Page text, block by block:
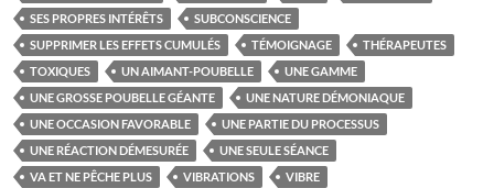
SES PROPRES INTÉRÊTS
SUBCONSCIENCE
SUPPRIMER LES EFFETS CUMULÉS
TÉMOIGNAGE
THÉRAPEUTES
TOXIQUES
UN AIMANT-POUBELLE
UNE GAMME
UNE GROSSE POUBELLE GÉANTE
UNE NATURE DÉMONIAQUE
UNE OCCASION FAVORABLE
UNE PARTIE DU PROCESSUS
UNE RÉACTION DÉMESURÉE
UNE SEULE SÉANCE
VA ET NE PÊCHE PLUS
VIBRATIONS
VIBRE